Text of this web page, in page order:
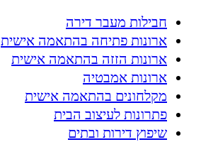
חבילות מעבר דירה
ארונות פתיחה בהתאמה אישית
ארונות הזזה בהתאמה אישית
ארונות אמבטיה
מקלחונים בהתאמה אישית
פתרונות לעיצוב הבית
שיפוץ דירות ובתים